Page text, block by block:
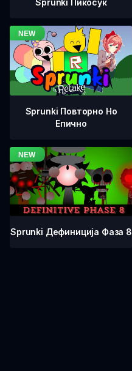
Sprunki Пикосук
Sprunki Повторно Но
Епично
Sprunki Дефиниција Фаза 8